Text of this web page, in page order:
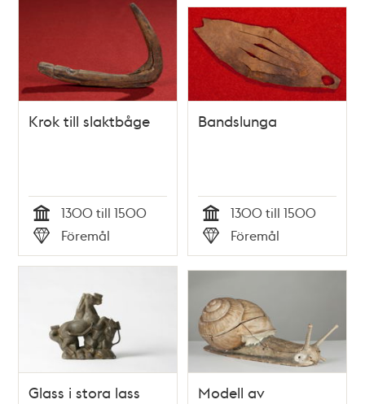
Krok till slaktbåge
Tid
1300 till 1500
Typ
Föremål
Bandslunga
Tid
1300 till 1500
Typ
Föremål
Glass i stora lass
Modell av